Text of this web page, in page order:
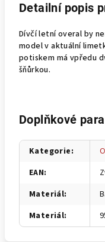
Detailní popis
Dívčí letní overal by
model v aktuální
potiskem má vpředu
šňůrkou.
Doplňkové
Kategorie:
EAN:
Materiál:
Materiál: